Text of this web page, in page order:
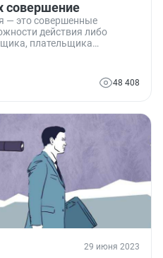
совершение
— это совершенные
действия либо
плательщика
о налогах и сборах
Расскажем о понятии,
ответственности, ее
ее смягчить или, наоборот,
в видах ответственности,
48 408
29 июня 2023